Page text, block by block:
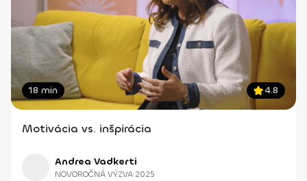
18 min 4.8
Motivácia vs. inšpirácia
Andrea Vadkerti
NOVOROČNÁ VÝZVA 2025